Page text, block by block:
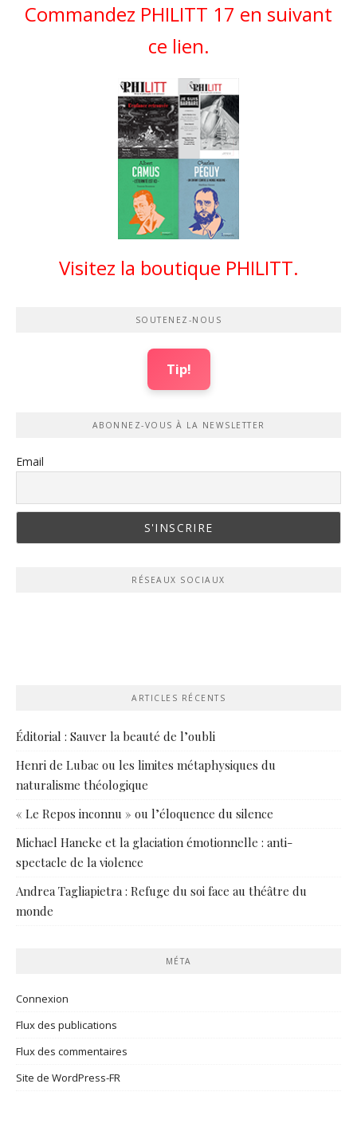
Commandez PHILITT 17 en suivant
ce lien.
Visitez la boutique PHILITT.
SOUTENEZ-NOUS
Tip!
ABONNEZ-VOUS À LA NEWSLETTER
Email
RÉSEAUX SOCIAUX
ARTICLES RÉCENTS
Éditorial : Sauver la beauté de l’oubli
Henri de Lubac ou les limites métaphysiques du
naturalisme théologique
« Le Repos inconnu » ou l’éloquence du silence
Michael Haneke et la glaciation émotionnelle : anti-
spectacle de la violence
Andrea Tagliapietra : Refuge du soi face au théâtre du
monde
MÉTA
Connexion
Flux des publications
Flux des commentaires
Site de WordPress-FR